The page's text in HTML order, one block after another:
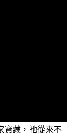
了我們的五蘊、
現前觀見了，這
寶藏，祂從來不